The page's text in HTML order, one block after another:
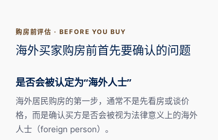
购房前评估 · BEFORE YOU BUY
海外买家购房前首先要确认的问题
是否会被认定为“海外人士”
海外居民购房的第一步，通常不是先看房或谈价
格，而是确认买方是否会被视为法律意义上的海外
人士（foreign person）。